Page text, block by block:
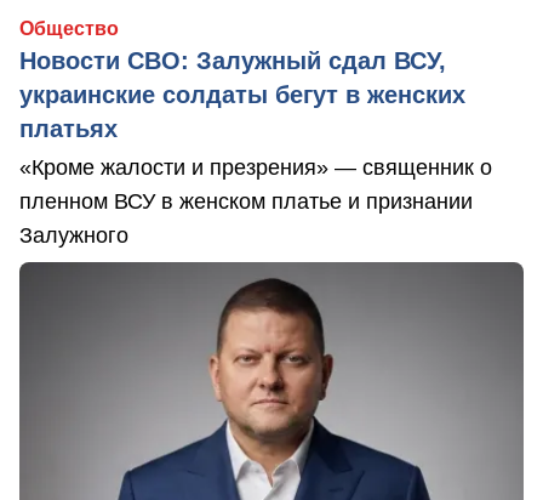
Общество
Новости СВО: Залужный сдал ВСУ,
украинские солдаты бегут в женских
платьях
«Кроме жалости и презрения» — священник о
пленном ВСУ в женском платье и признании
Залужного